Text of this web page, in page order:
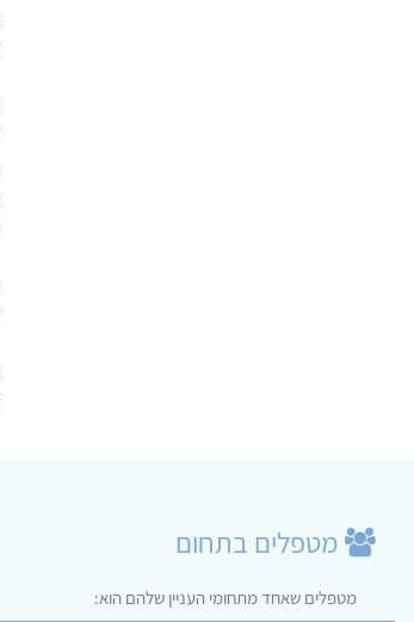
מטפלים בתחום
מטפלים שאחד מתחומי העניין שלהם הוא: